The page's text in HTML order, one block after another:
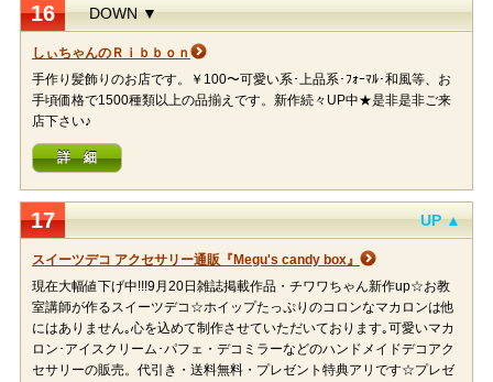
16 DOWN ▼
しぃちゃんのＲｉｂｂｏｎ
手作り髪飾りのお店です。￥100〜可愛い系･上品系･ﾌｫｰﾏﾙ･和風等、お
手頃価格で1500種類以上の品揃えです。新作続々UP中★是非是非ご来
店下さい♪
詳 細
17 UP ▲
スイーツデコ アクセサリー通販『Megu's candy box』
現在大幅値下げ中!!!9月20日雑誌掲載作品・チワワちゃん新作up☆お教
室講師が作るスイーツデコ☆ホイップたっぷりのコロンなマカロンは他
にはありません｡心を込めて制作させていただいております｡可愛いマカ
ロン･アイスクリーム･パフェ・デコミラーなどのハンドメイドデコアク
セサリーの販売。代引き・送料無料・プレゼント特典アリです☆プレゼ